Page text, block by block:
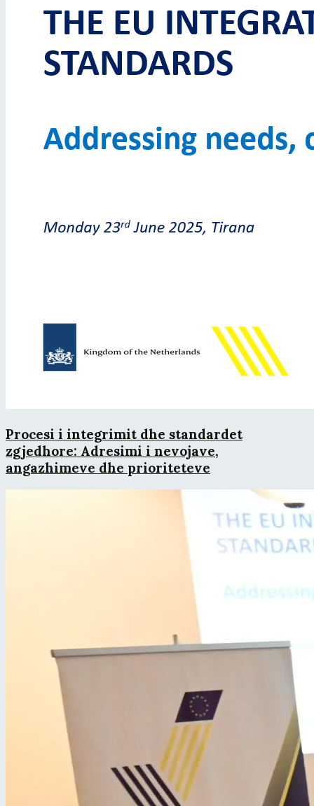
Procesi i integrimit dhe standardet
zgjedhore: Adresimi i nevojave,
angazhimeve dhe prioriteteve